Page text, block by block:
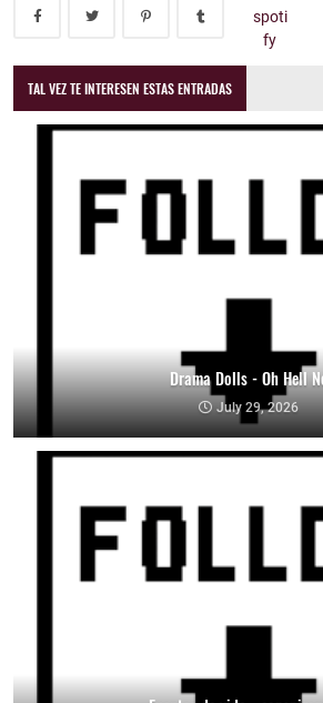
TAL VEZ TE INTERESEN ESTAS ENTRADAS
Drama Dolls - Oh Hell
July 29, 2026